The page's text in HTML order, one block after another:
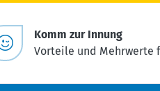
Komm zur Innung
Vorteile und